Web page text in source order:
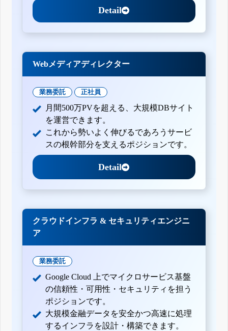
Detail
Webメディアディレクター
業務委託 正社員
月間500万PVを超える、大規模DBサイト
を運営できます。
これから勢いよく伸びるであろうサービ
スの根幹部分を支えるポジションです。
Detail
クラウドインフラ & セキュリティエンジニ
ア
業務委託
Google Cloud 上でマイクロサービス基盤
の信頼性・可用性・セキュリティを担う
ポジションです。
大規模金融データを安全かつ高速に処理
するインフラを設計・構築できます。